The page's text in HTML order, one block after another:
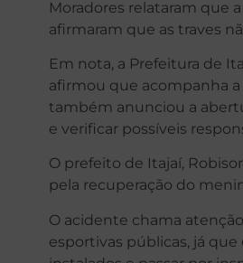
Moradores relataram que
afirmaram que as traves
Em nota, a Prefeitura de
afirmou que acompanha
também anunciou a
e verificar possíveis
O prefeito de Itajaí,
pela recuperação do
O acidente chama
esportivas públicas, já